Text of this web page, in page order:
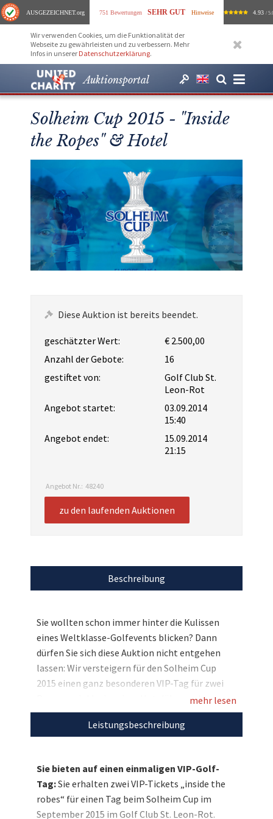
AUSGEZEICHNET.org 751 Bewertungen SEHR GUT Hinweise 4.93 /
Wir verwenden Cookies, um die Funktionalität der
Webseite zu gewährleisten und zu verbessern. Mehr
Infos in unserer Datenschutzerklärung.
Auktionsportal
Solheim Cup 2015 - "Inside
the Ropes" & Hotel
Diese Auktion ist bereits beendet.
geschätzter Wert:
€ 2.500,00
Anzahl der Gebote:
16
gestiftet von:
Golf Club St.
Leon-Rot
Angebot startet:
03.09.2014
15:40
Angebot endet:
15.09.2014
21:15
Angebot Nr.: 48240
zu den laufenden Auktionen
Beschreibung
Sie wollten schon immer hinter die Kulissen
eines Weltklasse-Golfevents blicken? Dann
dürfen Sie sich diese Auktion nicht entgehen
lassen: Wir versteigern für den Solheim Cup
2015 einen ganz besonderen VIP-Tag für zwei
Personen inklusive einer Hotelübernachtung.
Sie haben Zutritt zum VIP-Bereich im Clubhaus,
können somit die weiblichen Golf-Stars
auf einen unvergesslichen Golf-Tag!
mehr lesen
Leistungsbeschreibung
Sie bieten auf einen einmaligen VIP-Golf-
Tag:Sie erhalten zwei VIP-Tickets „inside the
robes“ für einen Tag beim Solheim Cup im
September 2015 im Golf Club St. Leon-Rot.